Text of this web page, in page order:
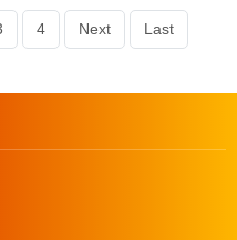
4 Next Last